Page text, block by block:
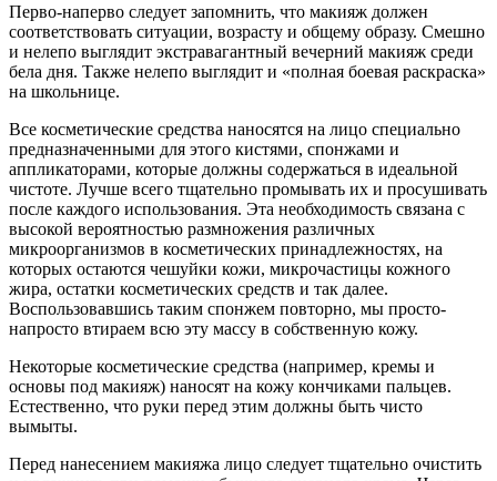
Перво-наперво следует запомнить, что макияж должен
соответствовать ситуации, возрасту и общему образу. Смешно
и нелепо выглядит экстравагантный вечерний макияж среди
бела дня. Также нелепо выглядит и «полная боевая раскраска»
на школьнице.
Все косметические средства наносятся на лицо специально
предназначенными для этого кистями, спонжами и
аппликаторами, которые должны содержаться в идеальной
чистоте. Лучше всего тщательно промывать их и просушивать
после каждого использования. Эта необходимость связана с
высокой вероятностью размножения различных
микроорганизмов в косметических принадлежностях, на
которых остаются чешуйки кожи, микрочастицы кожного
жира, остатки косметических средств и так далее.
Воспользовавшись таким спонжем повторно, мы просто-
напросто втираем всю эту массу в собственную кожу.
Некоторые косметические средства (например, кремы и
основы под макияж) наносят на кожу кончиками пальцев.
Естественно, что руки перед этим должны быть чисто
вымыты.
Перед нанесением макияжа лицо следует тщательно очистить